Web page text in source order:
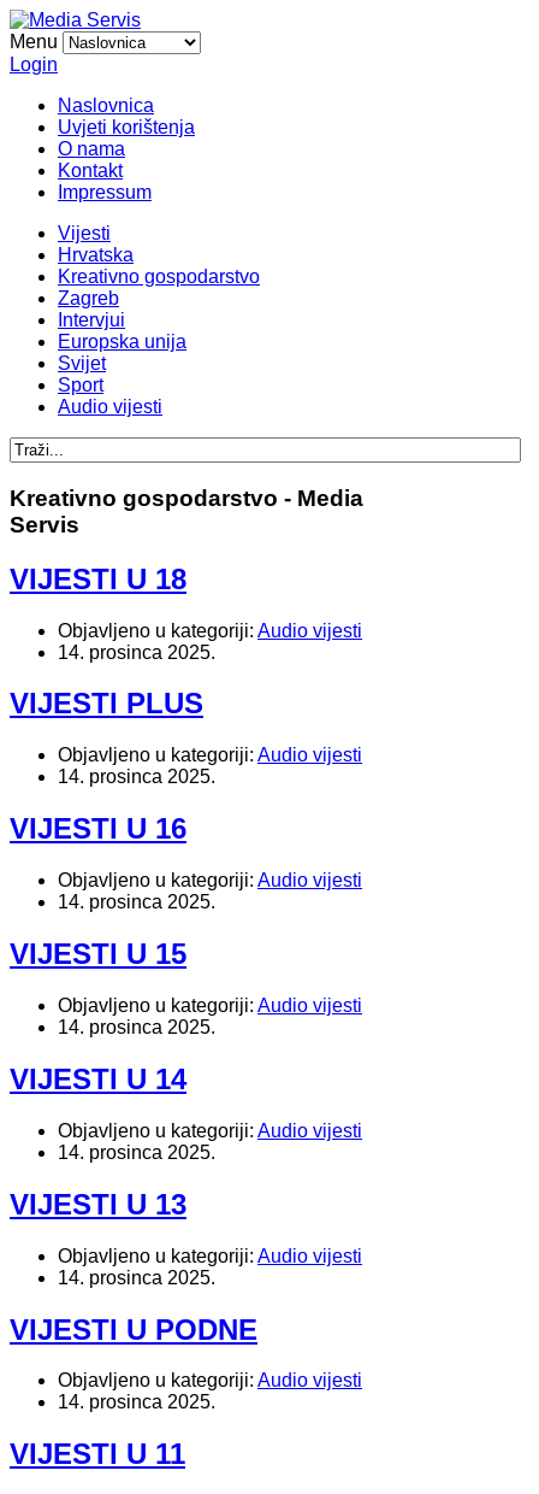
Menu
Login
Naslovnica
Uvjeti korištenja
O nama
Kontakt
Impressum
Vijesti
Hrvatska
Kreativno gospodarstvo
Zagreb
Intervjui
Europska unija
Svijet
Sport
Audio vijesti
Kreativno gospodarstvo - Media
Servis
VIJESTI U 18
Objavljeno u kategoriji: Audio vijesti
14. prosinca 2025.
VIJESTI PLUS
Objavljeno u kategoriji: Audio vijesti
14. prosinca 2025.
VIJESTI U 16
Objavljeno u kategoriji: Audio vijesti
14. prosinca 2025.
VIJESTI U 15
Objavljeno u kategoriji: Audio vijesti
14. prosinca 2025.
VIJESTI U 14
Objavljeno u kategoriji: Audio vijesti
14. prosinca 2025.
VIJESTI U 13
Objavljeno u kategoriji: Audio vijesti
14. prosinca 2025.
VIJESTI U PODNE
Objavljeno u kategoriji: Audio vijesti
14. prosinca 2025.
VIJESTI U 11